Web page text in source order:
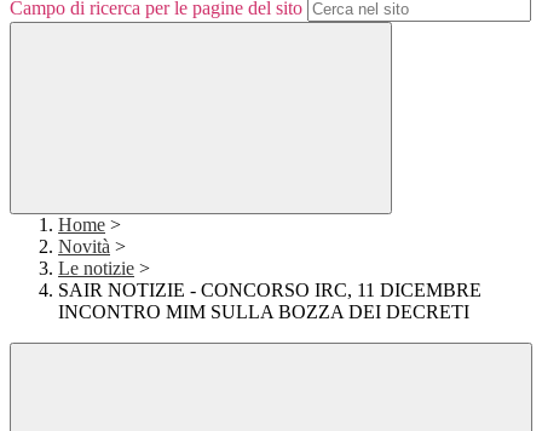
Campo di ricerca per le pagine del sito
Home >
Novità >
Le notizie >
SAIR NOTIZIE - CONCORSO IRC, 11 DICEMBRE
INCONTRO MIM SULLA BOZZA DEI DECRETI